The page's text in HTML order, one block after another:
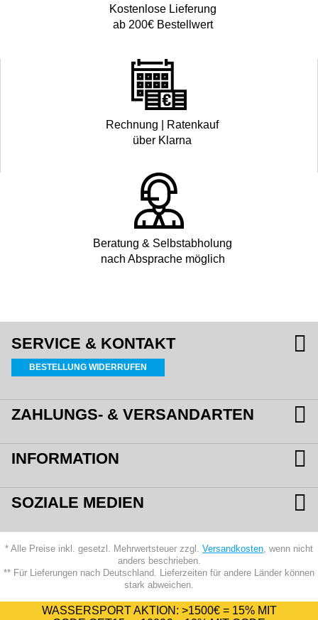
Kostenlose Lieferung
ab 200€ Bestellwert
Rechnung | Ratenkauf
über Klarna
Beratung & Selbstabholung
nach Absprache möglich
SERVICE & KONTAKT
BESTELLUNG WIDERRUFEN
ZAHLUNGS- & VERSANDARTEN
INFORMATION
SOZIALE MEDIEN
* Alle Preise inkl. gesetzl. Mehrwertsteuer zzgl. Versandkosten, wenn nicht
anders beschrieben.
** Für Lieferungen nach Deutschland. Lieferzeiten für andere Länder können
stark abweichen.
WASSERSPORT AKTION: >1500€ = 15%MIT